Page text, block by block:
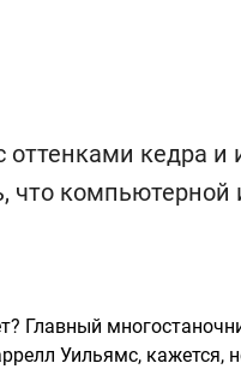
кедра и
что компьютерной
Главный
Уильямс, кажется,